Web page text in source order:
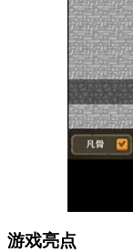
游戏亮点